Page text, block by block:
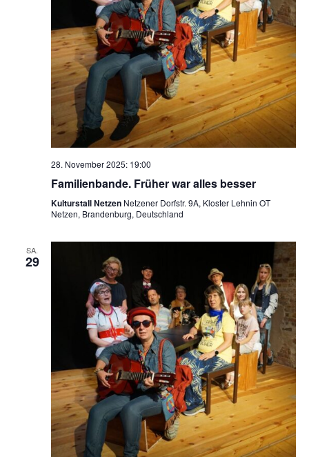
28. November 2025: 19:00
Familienbande. Früher war alles besser
Kulturstall Netzen Netzener Dorfstr. 9A, Kloster Lehnin OT
Netzen, Brandenburg, Deutschland
SA.
29